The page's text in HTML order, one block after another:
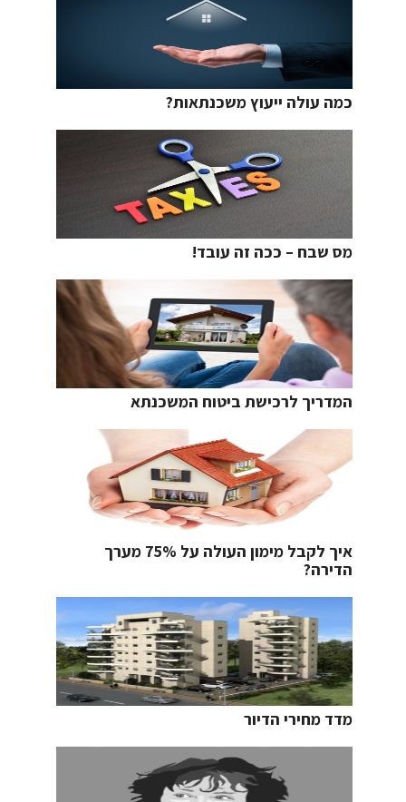
כמה עולה ייעוץ משכנתאות?
מס שבח – ככה זה עובד!
המדריך לרכישת ביטוח המשכנתא
איך לקבל מימון העולה על 75% מערך
הדירה?
מדד מחירי הדיור